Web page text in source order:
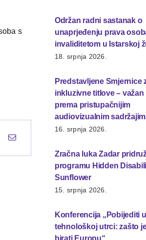
s
Održan radni sastanak o
unaprjeđenju prava
invaliditetom u Istarskoj
18. srpnja 2026.
Predstavljene Smjernice
inkluzivne titlove – važan
prema pristupačnijim
audiovizualnim
16. srpnja 2026.
Zračna luka Zadar
programu Hidden
Sunflower
15. srpnja 2026.
Konferencija „Pobijediti
tehnološkoj utrci: zašto
birati Europu“